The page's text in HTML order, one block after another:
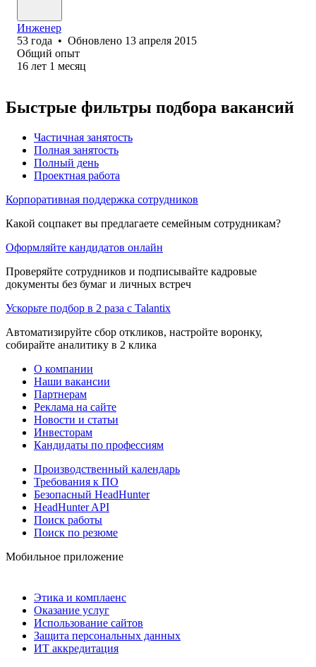
Инженер
53 года • Обновлено 13 апреля 2015
Общий опыт
16 лет 1 месяц
Быстрые фильтры подбора вакансий
Частичная занятость
Полная занятость
Полный день
Проектная работа
Корпоративная поддержка сотрудников
Какой соцпакет вы предлагаете семейным сотрудникам?
Оформляйте кандидатов онлайн
Проверяйте сотрудников и подписывайте кадровые
документы без бумаг и личных встреч
Ускорьте подбор в 2 раза с Talantix
Автоматизируйте сбор откликов, настройте воронку,
собирайте аналитику в 2 клика
О компании
Наши вакансии
Партнерам
Реклама на сайте
Новости и статьи
Инвесторам
Кандидаты по профессиям
Производственный календарь
Требования к ПО
Безопасный HeadHunter
HeadHunter API
Поиск работы
Поиск по резюме
Мобильное приложение
Этика и комплаенс
Оказание услуг
Использование сайтов
Защита персональных данных
ИТ аккредитация